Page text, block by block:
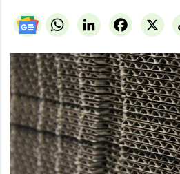
WhatsAppLinkedIn X
Facebook